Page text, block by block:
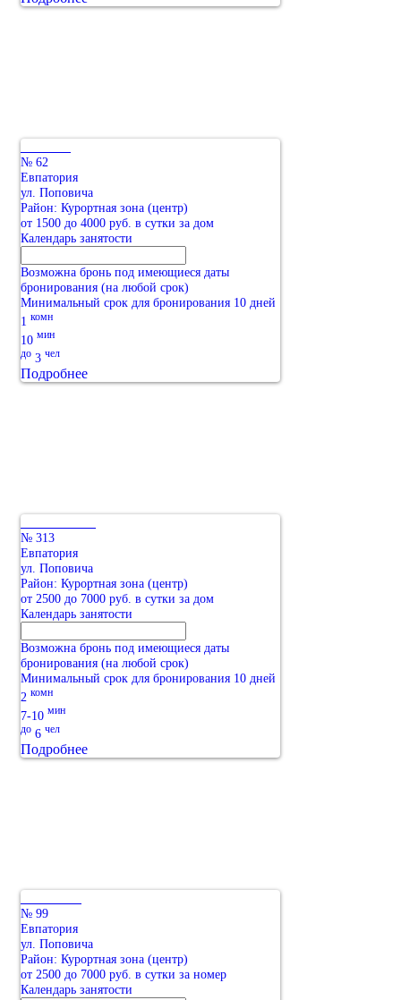
№ 62
Евпатория
ул. Поповича
Район: Курортная зона (центр)
от 1500 до 4000 руб. в сутки за дом
Календарь занятости
Возможна бронь под имеющиеся даты
бронирования (на любой срок)
Минимальный срок для бронирования 10 дней
1 комн
10 мин
до 3 чел
Подробнее
№ 313
Евпатория
ул. Поповича
Район: Курортная зона (центр)
от 2500 до 7000 руб. в сутки за дом
Календарь занятости
Возможна бронь под имеющиеся даты
бронирования (на любой срок)
Минимальный срок для бронирования 10 дней
2 комн
7-10 мин
до 6 чел
Подробнее
№ 99
Евпатория
ул. Поповича
Район: Курортная зона (центр)
от 2500 до 7000 руб. в сутки за номер
Календарь занятости